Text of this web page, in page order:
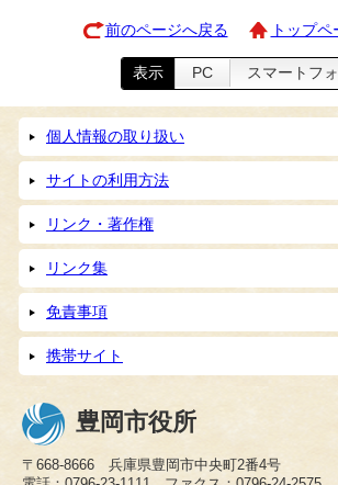
前のページへ戻る トップ
表示 PC スマートフ
個人情報の取り扱い
サイトの利用方法
リンク・著作権
リンク集
免責事項
携帯サイト
豊岡市役所
〒668-8666 兵庫県豊岡市中央町2番4号